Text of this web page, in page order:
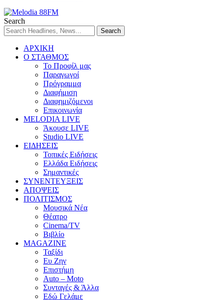
Search
ΑΡΧΙΚΗ
Ο ΣΤΑΘΜΟΣ
Το Προφίλ μας
Παραγωγοί
Πρόγραμμα
Διαφήμιση
Διαφημιζόμενοι
Επικοινωνία
MELODIA LIVE
Άκουσε LIVE
Studio LIVE
ΕΙΔΗΣΕΙΣ
Τοπικές Ειδήσεις
Ελλάδα Ειδήσεις
Σημαντικές
ΣΥΝΕΝΤΕΥΞΕΙΣ
ΑΠΟΨΕΙΣ
ΠΟΛΙΤΙΣΜΟΣ
Μουσικά Νέα
Θέατρο
Cinema/TV
Βιβλίο
MAGAZINE
Ταξίδι
Ευ Ζην
Επιστήμη
Auto – Moto
Συνταγές & Άλλα
Εδώ Γελάμε